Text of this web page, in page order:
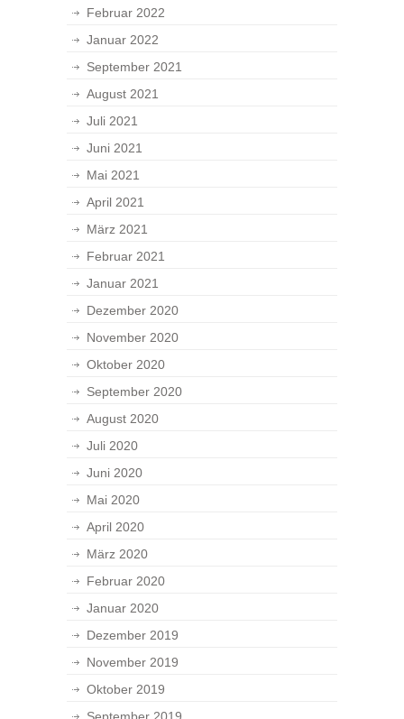
Februar 2022
Januar 2022
September 2021
August 2021
Juli 2021
Juni 2021
Mai 2021
April 2021
März 2021
Februar 2021
Januar 2021
Dezember 2020
November 2020
Oktober 2020
September 2020
August 2020
Juli 2020
Juni 2020
Mai 2020
April 2020
März 2020
Februar 2020
Januar 2020
Dezember 2019
November 2019
Oktober 2019